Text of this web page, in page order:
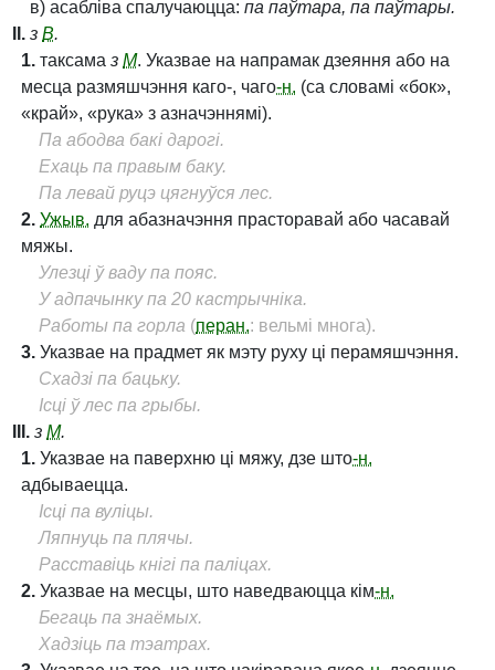
в) асабліва спалучаюцца: па паўтара, па паўтары.
II. з В.
1. таксама з М. Указвае на напрамак дзеяння або на
месца размяшчэння каго-, чаго-н. (са словамі «бок»,
«край», «рука» з азначэннямі).
Па абодва бакі дарогі.
Ехаць па правым баку.
Па левай руцэ цягнуўся лес.
2. Ужыв. для абазначэння прасторавай або часавай
мяжы.
Улезці ў ваду па пояс.
У адпачынку па 20 кастрычніка.
Работы па горла (перан.: вельмі многа).
3. Указвае на прадмет як мэту руху ці перамяшчэння.
Схадзі па бацьку.
Ісці ў лес па грыбы.
III. з М.
1. Указвае на паверхню ці мяжу, дзе што-н.
адбываецца.
Ісці па вуліцы.
Ляпнуць па плячы.
Расставіць кнігі па паліцах.
2. Указвае на месцы, што наведваюцца кім-н.
Бегаць па знаёмых.
Хадзіць па тэатрах.